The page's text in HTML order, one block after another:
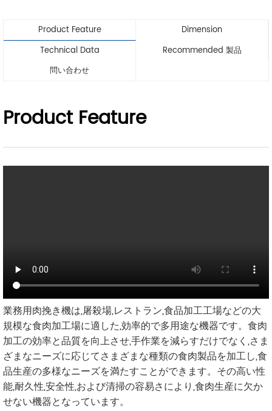
Product Feature
Dimension
Technical Data
Recommended 製品
問い合わせ
Product Feature
業務用肉挽き機は,屠殺場,レストラン,食品加工工場などの大
規模な食肉加工場に適した,効率的で多用途な機器です。食肉
加工の効率と品質を向上させ,手作業を減らすだけでなく,さま
ざまなニーズに応じてさまざまな種類の食肉製品を加工し,食
品生産の多様なニーズを満たすことができます。その高い性
能,耐久性,安全性,および清掃の容易さにより,食肉生産に欠か
せない機器となっています。